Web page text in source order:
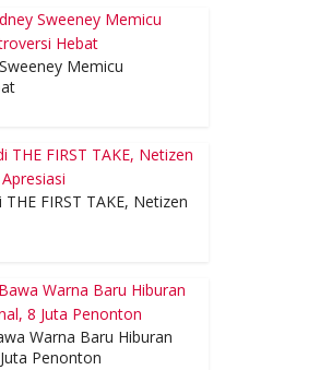
Memicu
FIRST TAKE, Netizen
Warna Baru Hiburan
Penonton